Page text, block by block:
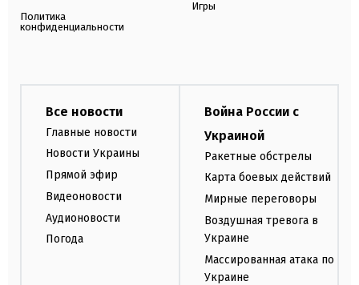
Политика
конфиденциальности
Игры
Все новости
Главные новости
Новости Украины
Прямой эфир
Видеоновости
Аудионовости
Погода
Война России с
Украиной
Ракетные обстрелы
Карта боевых действий
Мирные переговоры
Воздушная тревога в
Украине
Массированная атака по
Украине